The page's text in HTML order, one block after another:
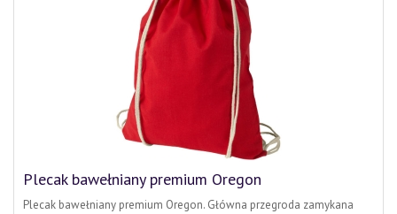
Plecak bawełniany premium Oregon
Plecak bawełniany premium Oregon. Główna przegroda zamykana